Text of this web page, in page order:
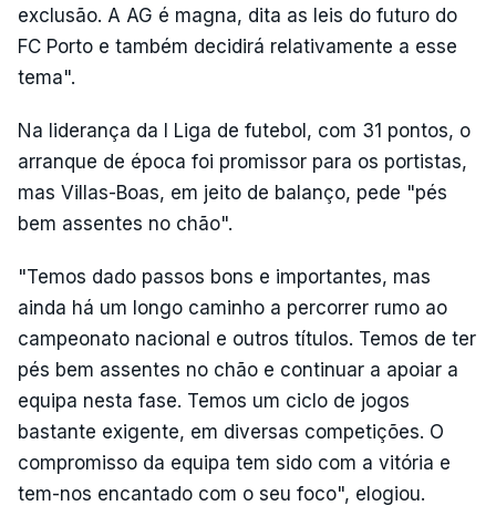
exclusão. A AG é magna, dita as leis do futuro do
FC Porto e também decidirá relativamente a esse
tema".
Na liderança da I Liga de futebol, com 31 pontos, o
arranque de época foi promissor para os portistas,
mas Villas-Boas, em jeito de balanço, pede "pés
bem assentes no chão".
"Temos dado passos bons e importantes, mas
ainda há um longo caminho a percorrer rumo ao
campeonato nacional e outros títulos. Temos de ter
pés bem assentes no chão e continuar a apoiar a
equipa nesta fase. Temos um ciclo de jogos
bastante exigente, em diversas competições. O
compromisso da equipa tem sido com a vitória e
tem-nos encantado com o seu foco", elogiou.